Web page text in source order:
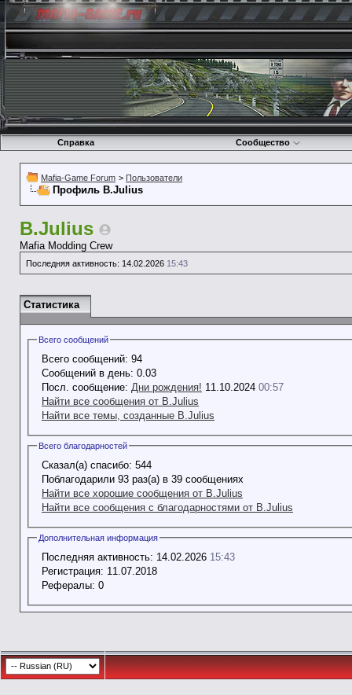
Справка Сообщество
Mafia-Game Forum > Пользователи
Профиль B.Julius
B.Julius
Mafia Modding Crew
Последняя активность: 14.02.2026 15:43
Статистика
Всего сообщений
Всего сообщений: 94
Сообщений в день: 0.03
Посл. сообщение: Дни рождения! 11.10.2024 00:57
Найти все сообщения от B.Julius
Найти все темы, созданные B.Julius
Всего благодарностей
Сказал(а) спасибо: 544
Поблагодарили 93 раз(а) в 39 сообщениях
Найти все хорошие сообщения от B.Julius
Найти все сообщения с благодарностями от B.Julius
Дополнительная информация
Последняя активность: 14.02.2026 15:43
Регистрация: 11.07.2018
Рефералы: 0